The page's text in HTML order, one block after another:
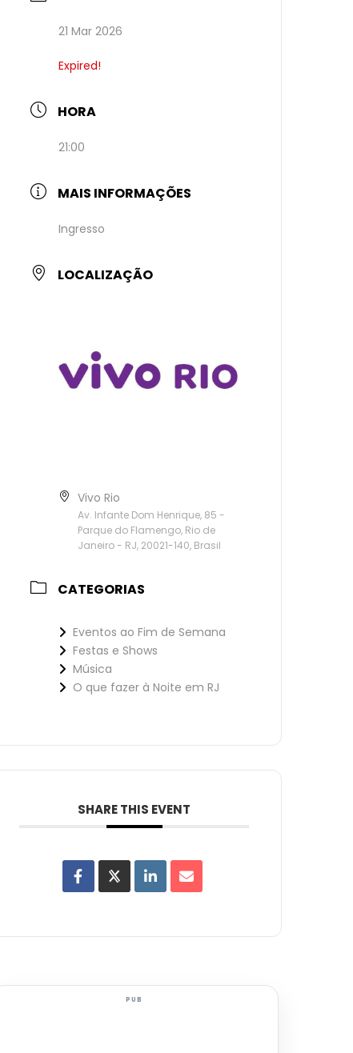
21 Mar 2026
Expired!
HORA
21:00
MAIS INFORMAÇÕES
Ingresso
LOCALIZAÇÃO
Vivo Rio
Av. Infante Dom Henrique, 85 -
Parque do Flamengo, Rio de
Janeiro - RJ, 20021-140, Brasil
CATEGORIAS
Eventos ao Fim de Semana
Festas e Shows
Música
O que fazer à Noite em RJ
SHARE THIS EVENT
PUB